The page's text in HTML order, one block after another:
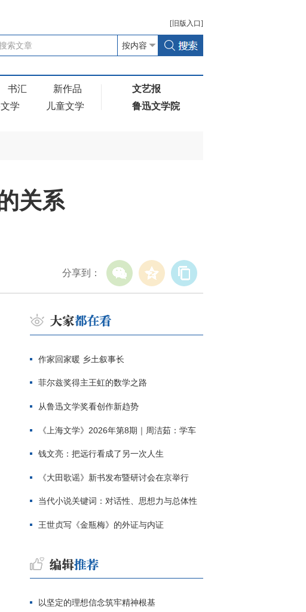
[ 旧版 入口]
书汇
新作品
学 儿童文学
文艺报
鲁迅文学院
关系
分享到：
作家回家暖 乡土叙事长
菲尔兹奖得主王虹的数学之路
从鲁迅文学奖看创作新趋势
《上海文学》2026年第8期｜周洁茹：学车
钱文亮：把远行看成了另一次人生
《大田歌谣》新书发布暨研讨会在京举行
当代小说关键词：对话性、思想力与总体性
王世贞写《金瓶梅》的外证与内证
以坚定的理想信念筑牢精神根基